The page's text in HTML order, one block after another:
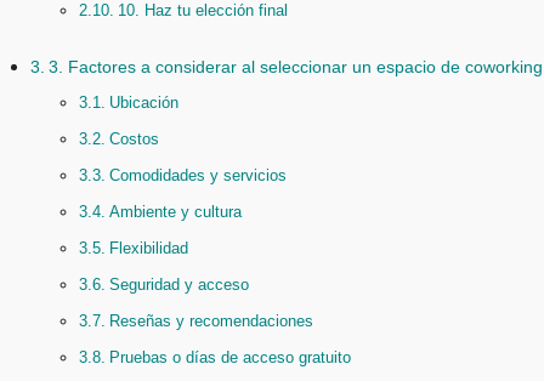
10. Haz tu elección final
3. Factores a considerar al seleccionar un espacio de coworking
Ubicación
Costos
Comodidades y servicios
Ambiente y cultura
Flexibilidad
Seguridad y acceso
Reseñas y recomendaciones
Pruebas o días de acceso gratuito